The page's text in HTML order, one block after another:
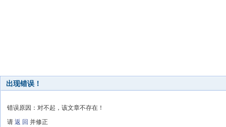
出现错误！
错误原因：对不起，该文章不存在！
请 返 回 并修正